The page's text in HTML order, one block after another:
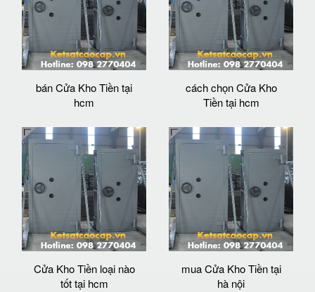
bán Cửa Kho Tiền tại
hcm
cách chọn Cửa Kho
Tiền tại hcm
Cửa Kho Tiền loại nào
tốt tại hcm
mua Cửa Kho Tiền tại
hà nội